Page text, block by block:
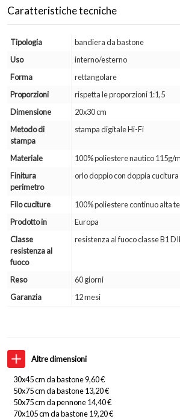
Altre dimensioni
30x45 cm da bastone 9,60 €
50x75 cm da bastone 13,20 €
50x75 cm da pennone 14,40 €
70x105 cm da bastone 19,20 €
Caratteristiche tecniche
Tipologia
bandiera da bastone
Uso
interno/esterno
Forma
rettangolare
Proporzioni
rispetta le proporzioni 1:1,5
Dimensione
20x30 cm
Metodo di
stampa
stampa digitale Hi-Fi
Materiale
100% poliestere nautico 115g/
Finitura
perimetro
orlo doppio con doppia cucitura
Filo cuciture
100% poliestere continuo alta
Prodotto in
Europa
Classe
resistenza al
fuoco
resistenza al fuoco classe B1
Reso
60 giorni
Garanzia
12 mesi